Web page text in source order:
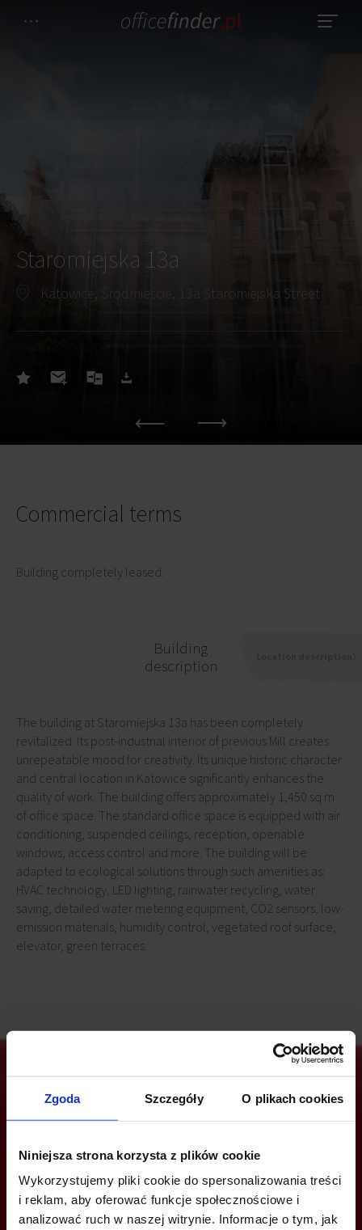
Zgoda Szczegóły O plikach cookies
Niniejsza strona korzysta z plików cookie
Wykorzystujemy pliki cookie do spersonalizowania treści
i reklam, aby oferować funkcje społecznościowe i
analizować ruch w naszej witrynie. Informacje o tym, jak
Staromiejska 13a
Katowice, Środmieście, 13a Staromiejska Street
Commercial terms
Building completely leased.
Building
description
The building at Staromiejska 13a has been completely
revitalized. Its post-industrial interior of previous Mill creates
unrepeatable mood for creativity. Its unique historic character
and central location in Katowice significantly enhances the
quality of work. The building offers approximately 1,450 sq m
of office space. The standard office space is equipped with air
conditioning, suspended ceilings, reception, openable
windows, access control and more. The building will be
adapted to ecological solutions through such amenities as:
HVAC technology, LED lighting, rainwater recycling, water
saving, detailed water metering equipment, CO2 sensors, low-
emission materials, humidity control, vegetated roof surface,
elevator, green terraces.
Are you interested in this offer?
CALL US AND FIND OUT MORE